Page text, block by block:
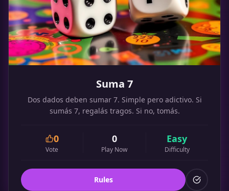
Suma 7
Dos dados deben sumar 7. Simple pero adictivo. Si
sumás 7, regalás tragos. Si no, tomás.
0
Vote
0
Play Now
Easy
Difficulty
Rules